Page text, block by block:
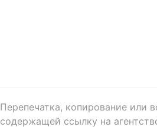
Перепечатка, копирование или
содержащей ссылку на